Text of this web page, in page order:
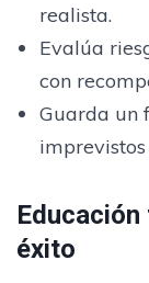
realista.
Evalúa
con
Guarda un
éxito